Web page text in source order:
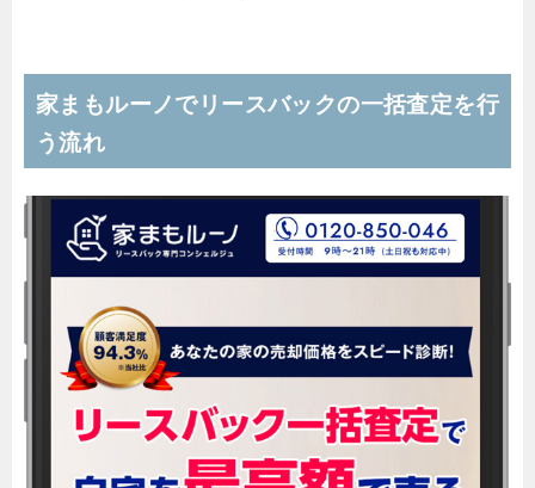
家まもルーノでリースバックの一括査定を行
う流れ